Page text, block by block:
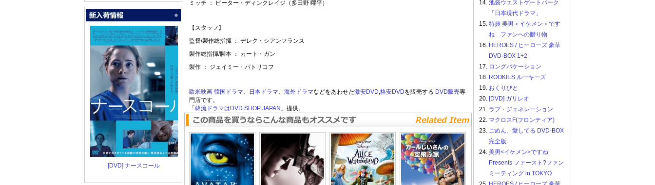
[DVD] ナースコール
ミッチ ： ピーター・ディンクレイジ（多田野 曜平）
【スタッフ】
監督/製作総指揮 ： デレク・シアンフランス
製作総指揮/脚本 ： カート・ガン
製作 ： ジェイミー・パトリコフ
欧米映画 韓国ドラマ、 日本ドラマ、 海外ドラマなどをあわせた激安DVD,格安DVDを販売する DVD販売専
門店です。
「 韓流ドラマはDVD SHOP JAPAN 」提供。
14. 池袋ウエストゲートパーク
「日本現代ドラマ」
15. 特典 美男＜イケメン＞です
ね ファンへの贈り物
16. HEROES / ヒーローズ 豪華
DVD-BOX 1+2
17. ロングバケーション
18. ROOKIES ルーキーズ
19. おくりびと
20. [DVD] ガリレオ
21. ラブ・ジェネレーション
22. マクロスF(フロンティア)
23. ごめん、愛してる DVD-BOX
完全版
24. 美男<イケメン>ですね
Presents ファースト?ファン
ミーティング in TOKYO